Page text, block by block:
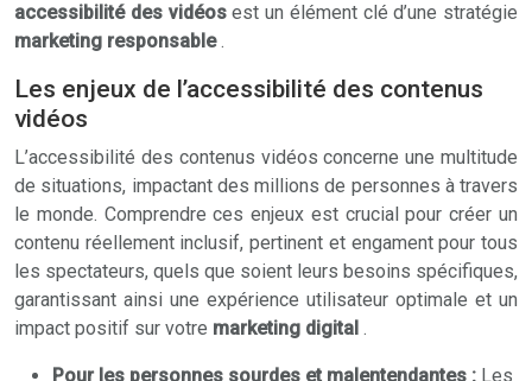
accessibilité des vidéosest un élément clé d’une stratégie
marketing responsable.
Les enjeux de l’accessibilité des contenus
vidéos
L’accessibilité des contenus vidéos concerne une multitude
de situations, impactant des millions de personnes à travers
le monde. Comprendre ces enjeux est crucial pour créer un
contenu réellement inclusif, pertinent et engament pour tous
les spectateurs, quels que soient leurs besoins spécifiques,
garantissant ainsi une expérience utilisateur optimale et un
impact positif sur votre marketing digital .
Pour les personnes sourdes et malentendantes : Les